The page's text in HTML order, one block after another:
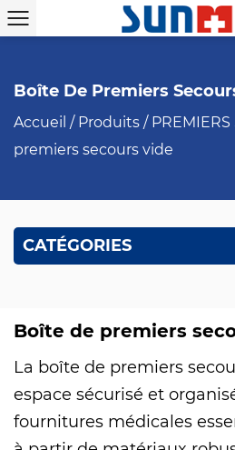
Boîte De Premiers
Accueil / Produits / PREMIERS
premiers secours vide
CATÉGORIES
Boîte de premiers
La boîte de premiers
espace sécurisé et
fournitures médicales